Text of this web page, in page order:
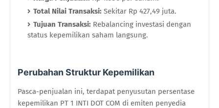
Total Nilai Transaksi: Sekitar Rp 427,49 juta.
Tujuan Transaksi: Rebalancing investasi dengan
status kepemilikan saham langsung.
Perubahan Struktur Kepemilikan
Pasca-penjualan ini, terdapat penyusutan persentase
kepemilikan PT 1 INTI DOT COM di emiten penyedia